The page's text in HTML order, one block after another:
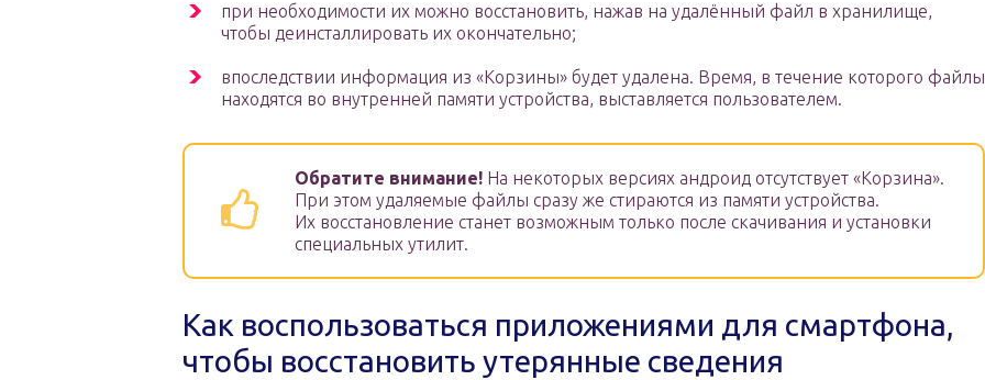
при необходимости их можно восстановить, нажав на удалённый файл в хранилище,
чтобы деинсталлировать их окончательно;
впоследствии информация из «Корзины» будет удалена. Время, в течение которого файлы
находятся во внутренней памяти устройства, выставляется пользователем.
Обратите внимание! На некоторых версиях андроид отсутствует «Корзина».
При этом удаляемые файлы сразу же стираются из памяти устройства.
Их восстановление станет возможным только после скачивания и установки
специальных утилит.
Как воспользоваться приложениями для смартфона,
чтобы восстановить утерянные сведения